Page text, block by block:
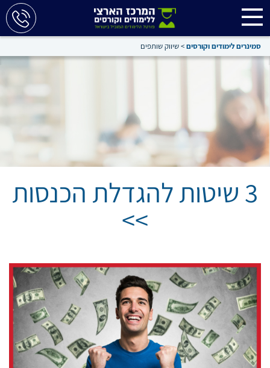
סמינרים לימודים וקורסים>שיווק שותפים
3 שיטות להגדלת הכנסות
>>